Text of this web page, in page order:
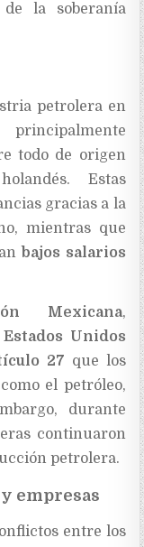
la soberanía
petrolera en
todo de origen
Estas
gracias a la
mientras que
bajos salarios
Mexicana,
Unidos
27 que los
el petróleo,
durante
continuaron
petrolera.
empresas
entre los